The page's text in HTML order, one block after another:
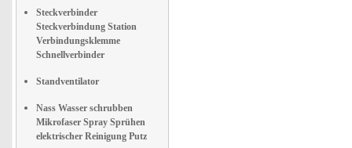
Steckverbinder
Steckverbindung Station
Verbindungsklemme
Schnellverbinder
Standventilator
Nass Wasser schrubben
Mikrofaser Spray Sprühen
elektrischer Reinigung Putz